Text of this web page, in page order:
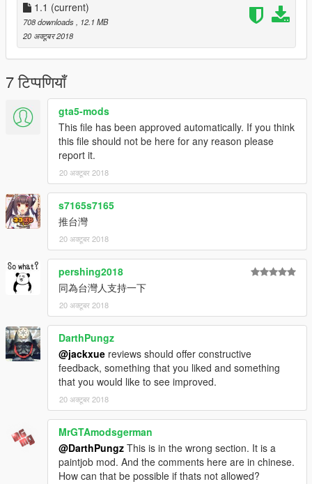
1.1 (current)
708 downloads, 12.1 MB
20 अक्टूबर 2018
7 टिप्पणियाँ
gta5-mods
This file has been approved automatically. If you think
this file should not be here for any reason please
report it.
20 अक्टूबर 2018
s7165s7165
推台灣
20 अक्टूबर 2018
pershing2018
同為台灣人支持一下
20 अक्टूबर 2018
DarthPungz
@jackxue reviews should offer constructive
feedback, something that you liked and something
that you would like to see improved.
20 अक्टूबर 2018
MrGTAmodsgerman
@DarthPungz This is in the wrong section. It is a
paintjob mod. And the comments here are in chinese.
How can that be possible if thats not allowed?